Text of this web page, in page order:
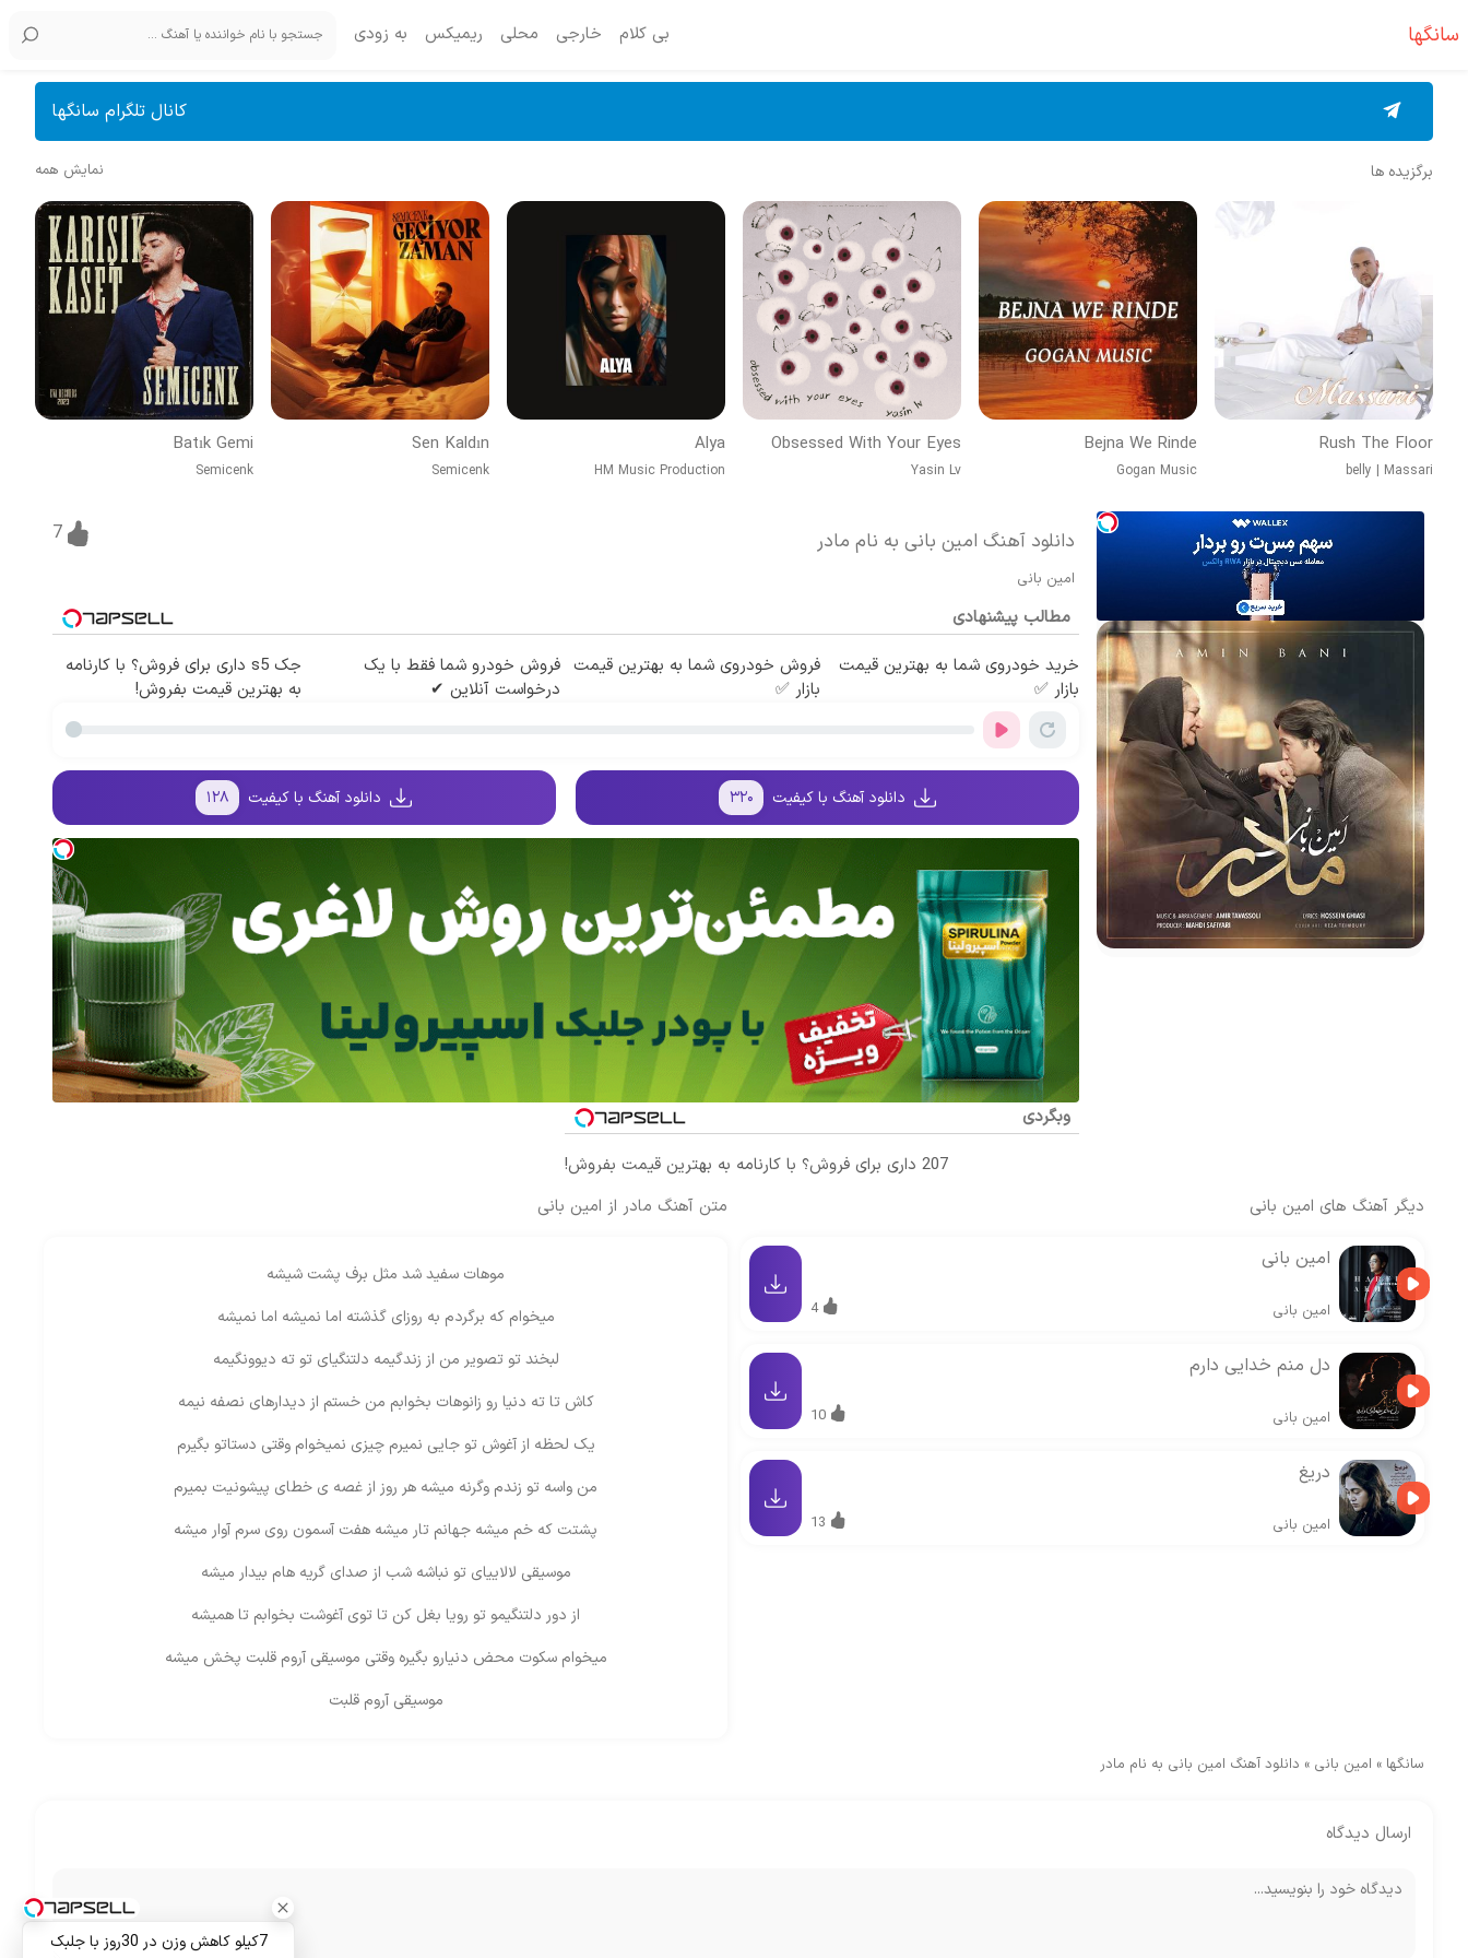
سانگها بی کلام خارجی محلی ریمیکس به زودی
کانال تلگرام سانگها
برگزیده ها نمایش همه
Rush The Floor
belly | Massari
Bejna We Rinde
Gogan Music
Obsessed With Your Eyes
Yasin Lv
Alya
HM Music Production
Sen Kaldın
Semicenk
Batık Gemi
Semicenk
دانلود آهنگ امین بانی به نام مادر
امین بانی
7
مطالب پیشنهادی
خرید خودروی شما به بهترین قیمت
بازار ✅
فروش خودروی شما به بهترین قیمت
بازار ✅
فروش خودرو شما فقط با یک
درخواست آنلاین ✔
جک s5 داری برای فروش؟ با کارنامه
به بهترین قیمت بفروش!
دانلود آهنگ با کیفیت ۳۲۰ دانلود آهنگ با کیفیت ۱۲۸
وبگردی
207 داری برای فروش؟ با کارنامه به بهترین قیمت بفروش!
متن آهنگ مادر از امین بانی
موهات سفید شد مثل برف پشت شیشه
میخوام که برگردم به روزای گذشته اما نمیشه اما نمیشه
لبخند تو تصویر من از زندگیمه دلتنگیای تو ته دیوونگیمه
کاش تا ته دنیا رو زانوهات بخوابم من خستم از دیدارهای نصفه نیمه
یک لحظه از آغوش تو جایی نمیرم چیزی نمیخوام وقتی دستاتو بگیرم
من واسه تو زندم وگرنه میشه هر روز از غصه ی خطای پیشونیت بمیرم
پشتت که خم میشه جهانم تار میشه هفت آسمون روی سرم آوار میشه
موسیقی لالاییای تو نباشه شب از صدای گریه هام بیدار میشه
از دور دلتنگیمو تو رویا بغل کن تا توی آغوشت بخوابم تا همیشه
میخوام سکوت محض دنیارو بگیره وقتی موسیقی آروم قلبت پخش میشه
موسیقی آروم قلبت
دیگر آهنگ های امین بانی
امین بانی
امین بانی 4
دل منم خدایی دارم
امین بانی 10
دریغ
امین بانی 13
سانگها » امین بانی » دانلود آهنگ امین بانی به نام مادر
ارسال دیدگاه
7کیلو کاهش وزن در 30روز با جلبک